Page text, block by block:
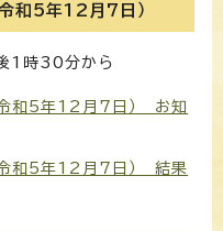
和5年12月7日）
1時30分から
令和5年12月7日） お知
令和5年12月7日） 結果